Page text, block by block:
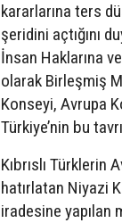
kararlarına ters
şeridini açtığını
İnsan Haklarına
olarak Birleşmiş
Konseyi, Avrupa
Türkiye’nin bu
Kıbrıslı Türklerin
hatırlatan Niyazi
iradesine yapılan